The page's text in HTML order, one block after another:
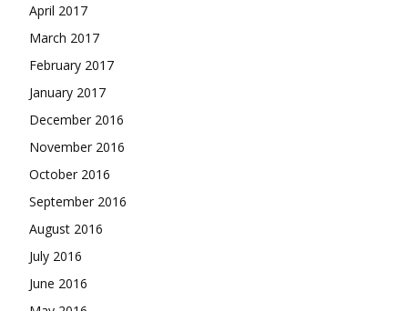
April 2017
March 2017
February 2017
January 2017
December 2016
November 2016
October 2016
September 2016
August 2016
July 2016
June 2016